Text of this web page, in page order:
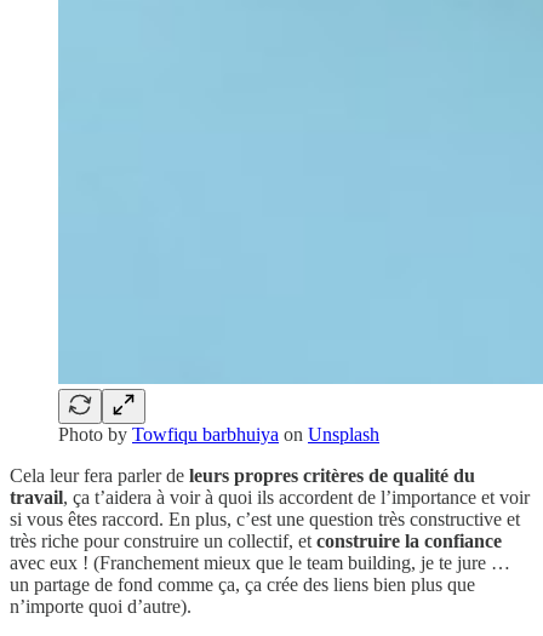
Photo by Towfiqu barbhuiya on Unsplash
Cela leur fera parler de leurs propres critères de qualité du
travail, ça t’aidera à voir à quoi ils accordent de l’importance et voir
si vous êtes raccord. En plus, c’est une question très constructive et
très riche pour construire un collectif, etconstruire la confiance
avec eux ! (Franchement mieux que le team building, je te jure …
un partage de fond comme ça, ça crée des liens bien plus que
n’importe quoi d’autre).